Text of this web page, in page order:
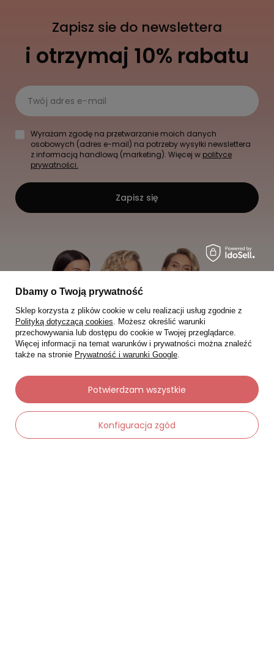
Zapisz sie do newslettera
i otrzymaj 10% rabatu
Twój adres e-mail
Wyrażam zgodę na przetwarzanie moich danych
osobowych (adres e-mail) na potrzeby wysyłki newslettera
z informacją handlową (marketing). Więcej w polityce
prywatności.
Zapisz się
Moje zamówienia
Dbamy o Twoją prywatność
Sklep korzysta z plików cookie w celu realizacji usług zgodnie z
Polityką dotyczącą cookies. Możesz określić warunki
przechowywania lub dostępu do cookie w Twojej przeglądarce.
Więcej informacji na temat warunków i prywatności można znaleźć
także na stronie Prywatność i warunki Google.
Konfiguracja zgód
Potwierdzam wszystkie